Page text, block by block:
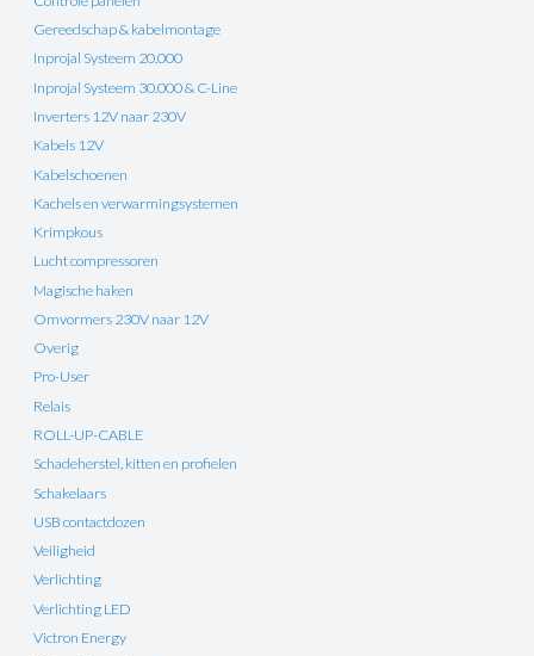
Gereedschap & kabelmontage
Inprojal Systeem 20.000
Inprojal Systeem 30.000 & C-Line
Inverters 12V naar 230V
Kabels 12V
Kabelschoenen
Kachels en verwarmingsystemen
Krimpkous
Lucht compressoren
Magische haken
Omvormers 230V naar 12V
Overig
Pro-User
Relais
ROLL-UP-CABLE
Schadeherstel, kitten en profielen
Schakelaars
USB contactdozen
Veiligheid
Verlichting
Verlichting LED
Victron Energy